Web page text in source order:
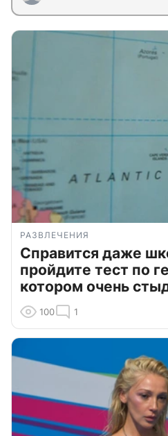
РАЗВЛЕЧЕНИЯ
Справится даже
пройдите тест по
котором очень
100 1